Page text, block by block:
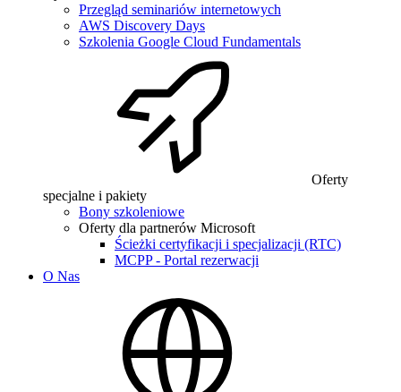
Przegląd seminariów internetowych
AWS Discovery Days
Szkolenia Google Cloud Fundamentals
Oferty
specjalne i pakiety
Bony szkoleniowe
Oferty dla partnerów Microsoft
Ścieżki certyfikacji i specjalizacji (RTC)
MCPP - Portal rezerwacji
O Nas